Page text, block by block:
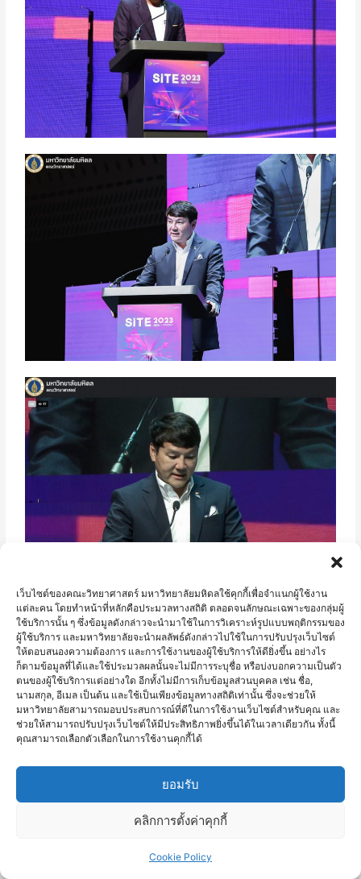
เว็บไซต์ของคณะวิทยาศาสตร์ มหาวิทยาลัยมหิดลใช้คุกกี้เพื่อจำแนกผู้ใช้งาน
แต่ละคน โดยทำหน้าที่หลักคือประมวลทางสถิติ ตลอดจนลักษณะเฉพาะของกลุ่มผู้
ใช้บริการนั้น ๆ ซึ่งข้อมูลดังกล่าวจะนำมาใช้ในการวิเคราะห์รูปแบบพฤติกรรมของ
ผู้ใช้บริการ และมหาวิทยาลัยจะนำผลลัพธ์ดังกล่าวไปใช้ในการปรับปรุงเว็บไซต์
ให้ตอบสนองความต้องการ และการใช้งานของผู้ใช้บริการให้ดียิ่งขึ้น อย่างไร
ก็ตามข้อมูลที่ได้และใช้ประมวลผลนั้นจะไม่มีการระบุชื่อ หรือบ่งบอกความเป็นตัว
ตนของผู้ใช้บริการแต่อย่างใด อีกทั้งไม่มีการเก็บข้อมูลส่วนบุคคล เช่น ชื่อ,
นามสกุล, อีเมล เป็นต้น และใช้เป็นเพียงข้อมูลทางสถิติเท่านั้น ซึ่งจะช่วยให้
มหาวิทยาลัยสามารถมอบประสบการณ์ที่ดีในการใช้งานเว็บไซต์สำหรับคุณ และ
ช่วยให้สามารถปรับปรุงเว็บไซต์ให้มีประสิทธิภาพยิ่งขึ้นได้ในเวลาเดียวกัน ทั้งนี้
คุณสามารถเลือกตัวเลือกในการใช้งานคุกกี้ได้
ยอมรับ
คลิกการตั้งค่าคุกกี้
Cookie Policy